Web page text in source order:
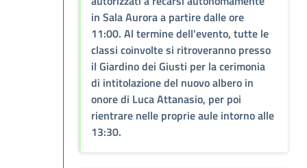
in Sala Aurora a partire dalle ore
11:00. Al termine dell'evento, tutte le
classi coinvolte si ritroveranno presso
il Giardino dei Giusti per la cerimonia
di intitolazione del nuovo albero in
onore di Luca Attanasio, per poi
rientrare nelle proprie aule intorno alle
13:30.